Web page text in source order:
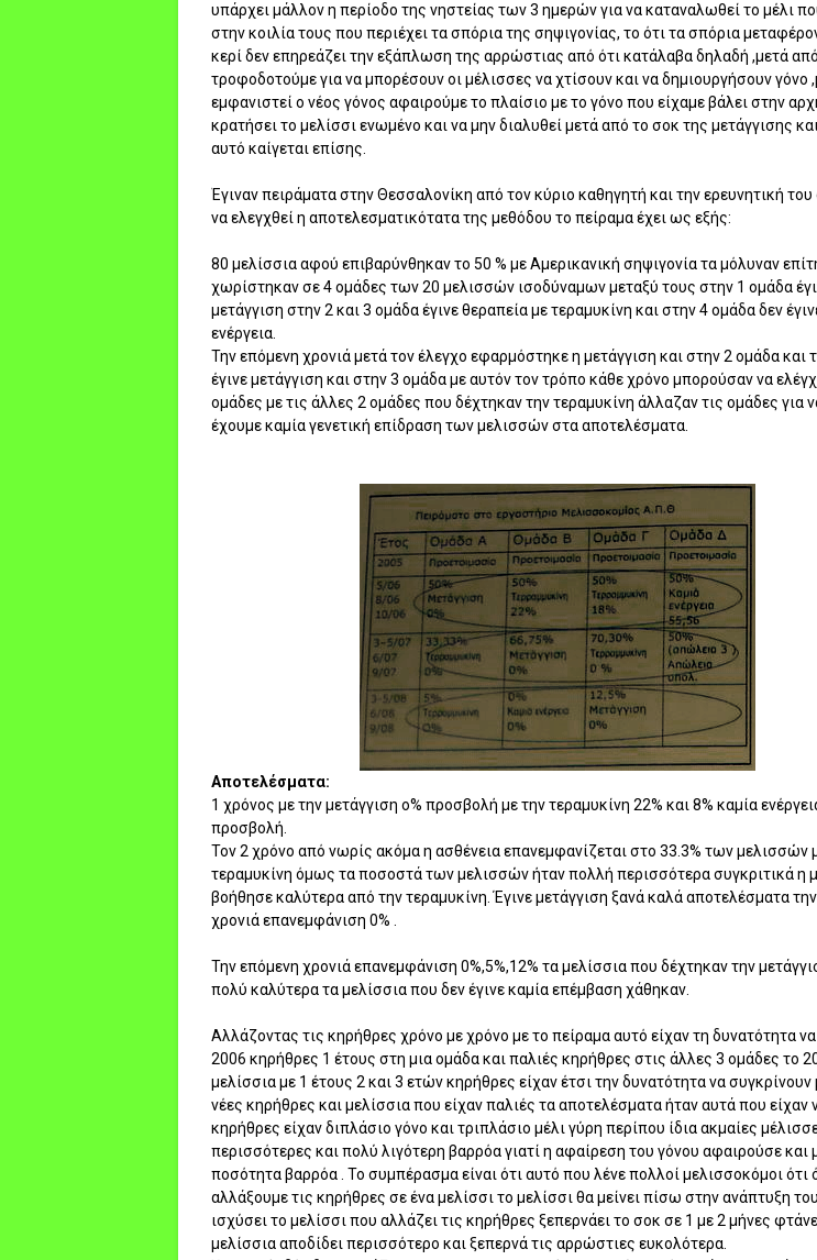
υπάρχει μάλλον η περίοδο της νηστείας των 3 ημερών για να καταναλωθεί το μέλι
στην κοιλία τους που περιέχει τα σπόρια της σηψιγονίας, το ότι τα σπόρια
κερί δεν επηρεάζει την εξάπλωση της αρρώστιας από ότι κατάλαβα δηλαδή ,μετά
τροφοδοτούμε για να μπορέσουν οι μέλισσες να χτίσουν και να δημιουργήσουν γόνο
εμφανιστεί ο νέος γόνος αφαιρούμε το πλαίσιο με το γόνο που είχαμε βάλει στην
κρατήσει το μελίσσι ενωμένο και να μην διαλυθεί μετά από το σοκ της μετάγγισης
αυτό καίγεται επίσης.
Έγιναν πειράματα στην Θεσσαλονίκη από τον κύριο καθηγητή και την ερευνητική του
να ελεγχθεί η αποτελεσματικότατα της μεθόδου το πείραμα έχει ως εξής:
80 μελίσσια αφού επιβαρύνθηκαν το 50 % με Αμερικανική σηψιγονία τα μόλυναν
χωρίστηκαν σε 4 ομάδες των 20 μελισσών ισοδύναμων μεταξύ τους στην 1 ομάδα
μετάγγιση στην 2 και 3 ομάδα έγινε θεραπεία με τεραμυκίνη και στην 4 ομάδα δεν
ενέργεια.
Την επόμενη χρονιά μετά τον έλεγχο εφαρμόστηκε η μετάγγιση και στην 2 ομάδα και
έγινε μετάγγιση και στην 3 ομάδα με αυτόν τον τρόπο κάθε χρόνο μπορούσαν να
ομάδες με τις άλλες 2 ομάδες που δέχτηκαν την τεραμυκίνη άλλαζαν τις ομάδες για
έχουμε καμία γενετική επίδραση των μελισσών στα αποτελέσματα.
Αποτελέσματα:
1 χρόνος με την μετάγγιση ο% προσβολή με την τεραμυκίνη 22% και 8% καμία
προσβολή.
Τον 2 χρόνο από νωρίς ακόμα η ασθένεια επανεμφανίζεται στο 33.3% των μελισσών
τεραμυκίνη όμως τα ποσοστά των μελισσών ήταν πολλή περισσότερα συγκριτικά η
βοήθησε καλύτερα από την τεραμυκίνη. Έγινε μετάγγιση ξανά καλά αποτελέσματα
χρονιά επανεμφάνιση 0% .
Την επόμενη χρονιά επανεμφάνιση 0%,5%,12% τα μελίσσια που δέχτηκαν την
πολύ καλύτερα τα μελίσσια που δεν έγινε καμία επέμβαση χάθηκαν.
Αλλάζοντας τις κηρήθρες χρόνο με χρόνο με το πείραμα αυτό είχαν τη δυνατότητα
2006 κηρήθρες 1 έτους στη μια ομάδα και παλιές κηρήθρες στις άλλες 3 ομάδες το
μελίσσια με 1 έτους 2 και 3 ετών κηρήθρες είχαν έτσι την δυνατότητα να συγκρίνουν
νέες κηρήθρες και μελίσσια που είχαν παλιές τα αποτελέσματα ήταν αυτά που είχαν
κηρήθρες είχαν διπλάσιο γόνο και τριπλάσιο μέλι γύρη περίπου ίδια ακμαίες
περισσότερες και πολύ λιγότερη βαρρόα γιατί η αφαίρεση του γόνου αφαιρούσε και
ποσότητα βαρρόα . Το συμπέρασμα είναι ότι αυτό που λένε πολλοί μελισσοκόμοι ότι
αλλάξουμε τις κηρήθρες σε ένα μελίσσι το μελίσσι θα μείνει πίσω στην ανάπτυξη
ισχύσει το μελίσσι που αλλάζει τις κηρήθρες ξεπερνάει το σοκ σε 1 με 2 μήνες
μελίσσια αποδίδει περισσότερο και ξεπερνά τις αρρώστιες ευκολότερα.